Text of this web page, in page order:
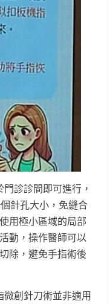
診診間即可進行，
針孔大小，免縫合
用極小區域的局部
動，操作醫師可以
除，避免手指術後
創針刀術並非適用